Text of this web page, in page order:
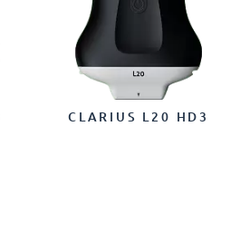
CLARIUS L20 HD3